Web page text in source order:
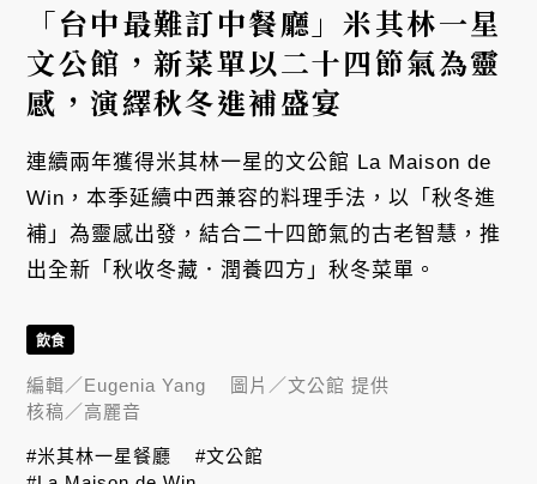
「台中最難訂中餐廳」米其林一星
文公館，新菜單以二十四節氣為靈
感，演繹秋冬進補盛宴
連續兩年獲得米其林一星的文公館 La Maison de
Win，本季延續中西兼容的料理手法，以「秋冬進
補」為靈感出發，結合二十四節氣的古老智慧，推
出全新「秋收冬藏．潤養四方」秋冬菜單。
飲食
編輯／Eugenia Yang 圖片／文公館 提供
核稿／高麗音
#米其林一星餐廳
#文公館